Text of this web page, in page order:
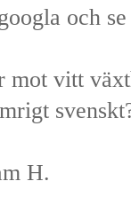
och
mot vitt
H.